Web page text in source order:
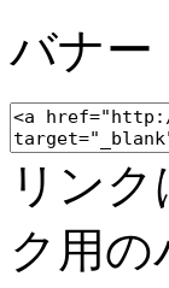
バナー
リン
ク用